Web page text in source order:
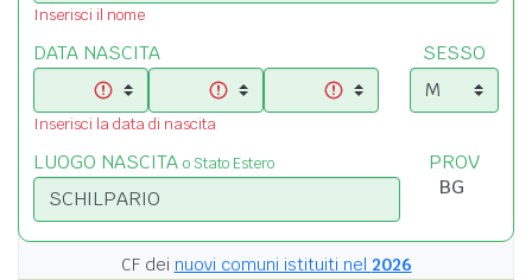
Inserisci il nome
DATA NASCITA
Inserisci la data di nascita
SESSO
LUOGO NASCITA o Stato Estero PROV
CF dei nuovi comuni istituiti nel 2026